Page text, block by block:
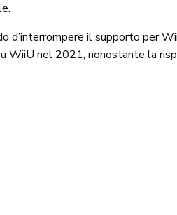
d’interrompere il supporto per
WiiU nel 2021, nonostante la